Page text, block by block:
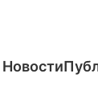
Новости